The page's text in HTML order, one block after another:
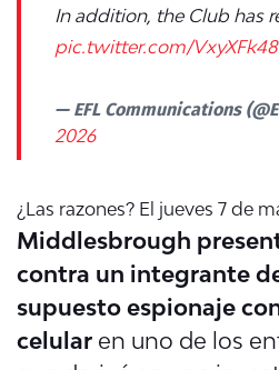
In addition, the Club has
pic.twitter.com/
— EFL Communications
2026
¿Las razones? El jueves 7 de
Middlesbrough
contra un integrante
supuesto espionaje
celular en uno de los